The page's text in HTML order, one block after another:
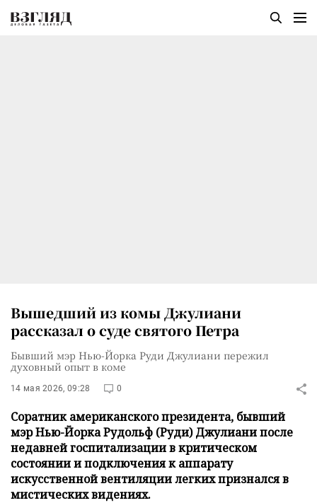
Вышедший из комы Джулиани
рассказал о суде святого Петра
Бывший мэр Нью-Йорка Руди Джулиани пережил
духовный опыт в коме
14 мая 2026, 09:28 0
Соратник американского президента, бывший
мэр Нью-Йорка Рудольф (Руди) Джулиани после
недавней госпитализации в критическом
состоянии и подключения к аппарату
искусственной вентиляции легких признался в
мистических видениях.